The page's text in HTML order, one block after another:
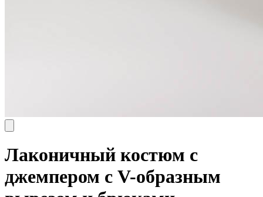
Лаконичный костюм с
джемпером с V-образным